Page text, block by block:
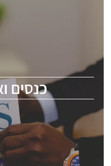
כנסים
כנסים
לכל העוסקים בתעשיית
מומחים
May 12-13, 2026. The
everyone involved in the
including engineers,
senior executives.